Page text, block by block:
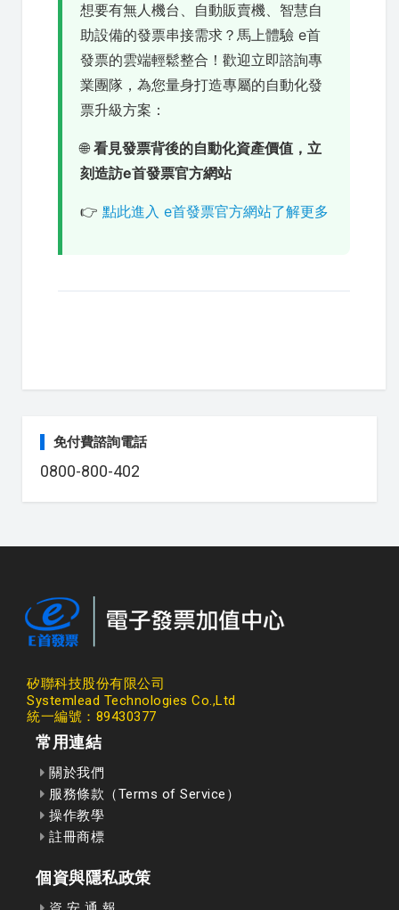
想要有無人機台、自動販賣機、智慧自
助設備的發票串接需求？馬上體驗 e首
發票的雲端輕鬆整合！歡迎立即諮詢專
業團隊，為您量身打造專屬的自動化發
票升級方案：
🌐 看見發票背後的自動化資產價值，立
刻造訪e首發票官方網站
👉 點此進入 e首發票官方網站了解更多
免付費諮詢電話
0800-800-402
矽聯科技股份有限公司
Systemlead Technologies Co.,Ltd
統一編號：89430377
常用連結
關於我們
服務條款（Terms of Service）
操作教學
註冊商標
個資與隱私政策